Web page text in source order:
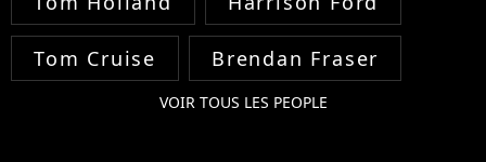
Tom Cruise Brendan Fraser
VOIR TOUS LES PEOPLE